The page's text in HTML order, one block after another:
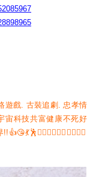
遊戲. 古裝追劇. 忠孝情
科技共富健康不死好